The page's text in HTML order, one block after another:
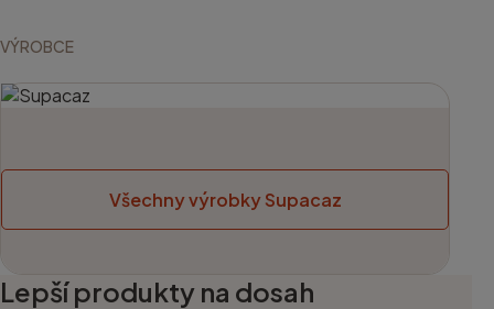
VÝROBCE
Všechny výrobky Supacaz
Lepší produkty na dosah